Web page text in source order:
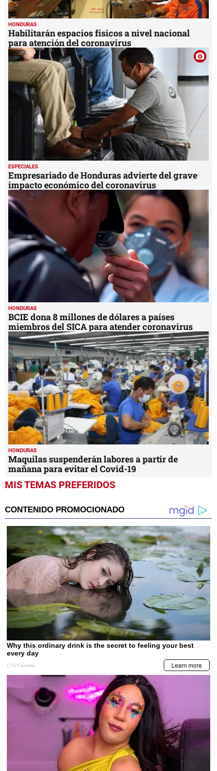
HONDURAS
Habilitarán espacios físicos a nivel nacional
para atención del coronavirus
ESPECIALES
Empresariado de Honduras advierte del grave
impacto económico del coronavirus
HONDURAS
BCIE dona 8 millones de dólares a países
miembros del SICA para atender coronavirus
HONDURAS
Maquilas suspenderán labores a partir de
mañana para evitar el Covid-19
MIS TEMAS PREFERIDOS